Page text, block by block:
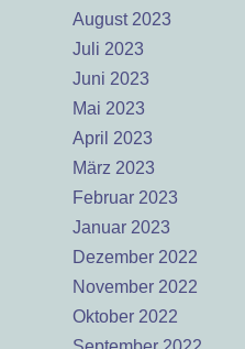
August 2023
Juli 2023
Juni 2023
Mai 2023
April 2023
März 2023
Februar 2023
Januar 2023
Dezember 2022
November 2022
Oktober 2022